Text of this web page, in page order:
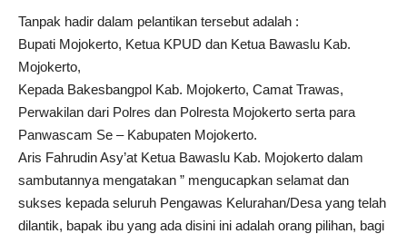
Tanpak hadir dalam pelantikan tersebut adalah :
Bupati Mojokerto, Ketua KPUD dan Ketua Bawaslu Kab.
Mojokerto,
Kepada Bakesbangpol Kab. Mojokerto, Camat Trawas,
Perwakilan dari Polres dan Polresta Mojokerto serta para
Panwascam Se – Kabupaten Mojokerto.
Aris Fahrudin Asy’at Ketua Bawaslu Kab. Mojokerto dalam
sambutannya mengatakan ” mengucapkan selamat dan
sukses kepada seluruh Pengawas Kelurahan/Desa yang telah
dilantik, bapak ibu yang ada disini ini adalah orang pilihan, bagi